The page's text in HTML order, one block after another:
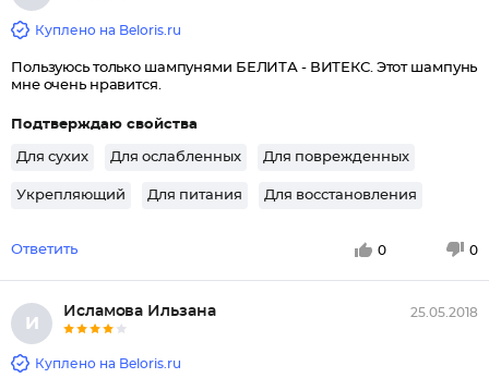
Куплено на Beloris.ru
Пользуюсь только шампунями БЕЛИТА - ВИТЕКС. Этот шампунь
мне очень нравится.
Подтверждаю свойства
Для сухих Для ослабленных Для поврежденных
Укрепляющий Для питания Для восстановления
Ответить 0 0
И
Исламова Ильзана 25.05.2018
Куплено на Beloris.ru